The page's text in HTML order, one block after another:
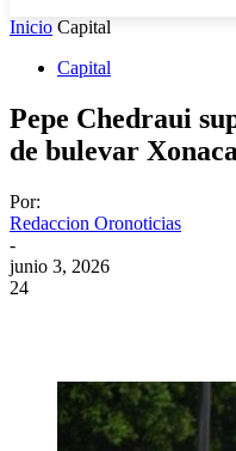
Inicio Capital
Capital
Pepe Chedraui
de bulevar Xonaca
Por:
Redaccion Oronoticias
-
junio 3, 2026
24